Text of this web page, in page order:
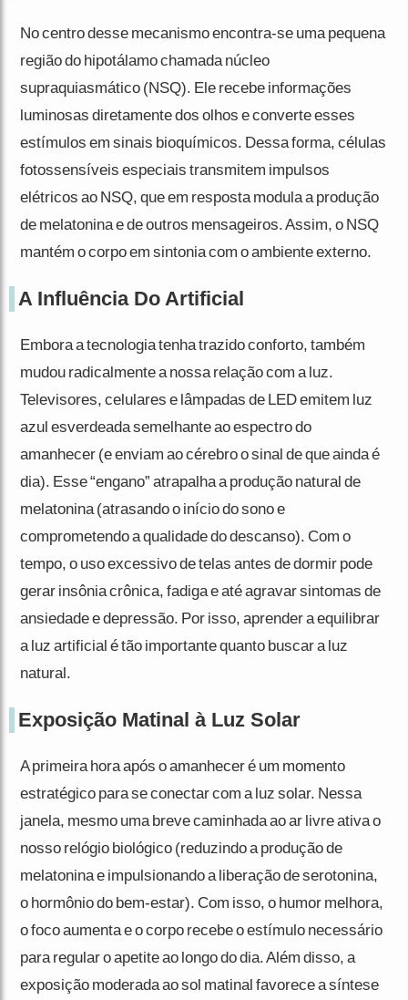
No centro desse mecanismo encontra-se uma pequena
região do hipotálamo chamada núcleo
supraquiasmático (NSQ). Ele recebe informações
luminosas diretamente dos olhos e converte esses
estímulos em sinais bioquímicos. Dessa forma, células
fotossensíveis especiais transmitem impulsos
elétricos ao NSQ, que em resposta modula a produção
de melatonina e de outros mensageiros. Assim, o NSQ
mantém o corpo em sintonia com o ambiente externo.
A Influência Do Artificial
Embora a tecnologia tenha trazido conforto, também
mudou radicalmente a nossa relação com a luz.
Televisores, celulares e lâmpadas de LED emitem luz
azul esverdeada semelhante ao espectro do
amanhecer (e enviam ao cérebro o sinal de que ainda é
dia). Esse “engano” atrapalha a produção natural de
melatonina (atrasando o início do sono e
comprometendo a qualidade do descanso). Com o
tempo, o uso excessivo de telas antes de dormir pode
gerar insônia crônica, fadiga e até agravar sintomas de
ansiedade e depressão. Por isso, aprender a equilibrar
a luz artificial é tão importante quanto buscar a luz
natural.
Exposição Matinal à Luz Solar
A primeira hora após o amanhecer é um momento
estratégico para se conectar com a luz solar. Nessa
janela, mesmo uma breve caminhada ao ar livre ativa o
nosso relógio biológico (reduzindo a produção de
melatonina e impulsionando a liberação de serotonina,
o hormônio do bem-estar). Com isso, o humor melhora,
o foco aumenta e o corpo recebe o estímulo necessário
para regular o apetite ao longo do dia. Além disso, a
exposição moderada ao sol matinal favorece a síntese